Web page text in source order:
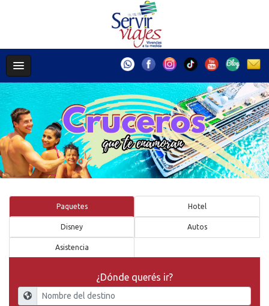
Paquetes Hotel
Disney Autos
Asistencia
¿Dónde querés ir?